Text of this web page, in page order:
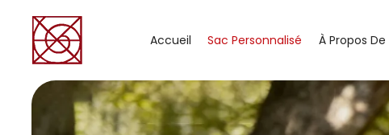
Accueil Sac Personnalisé À Propos De